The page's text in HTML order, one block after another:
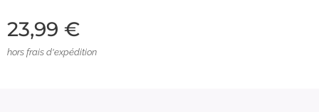
23,99 €
hors frais d'expédition